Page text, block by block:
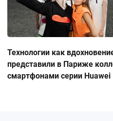
Технологии как
представили в Париже
смартфонами серии Huawei